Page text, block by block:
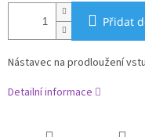
Přidat
Nástavec na prodloužení
Detailní informace